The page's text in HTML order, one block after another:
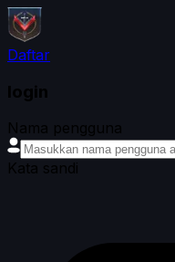
Daftar
login
Nama pengguna
Kata sandi